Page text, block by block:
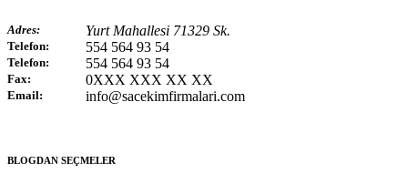
Adres: Yurt Mahallesi 71329 Sk.
Telefon: 554 564 93 54
Telefon: 554 564 93 54
Fax: 0XXX XXX XX XX
Email: info@sacekimfirmalari.com
BLOGDAN SEÇMELER